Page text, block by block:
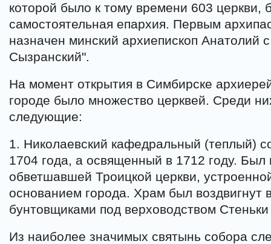
которой было к тому времени 603 церкви,
самостоятельная епархия. Первым
назначен минский архиепископ Анатолий
Сызранский".
На момент открытия в Симбирске
городе было множество церквей. Среди
следующие:
1. Николаевский кафедральный (теплый)
1704 года, а освященный в 1712 году. Был
обветшавшей Троицкой церкви,
основанием города. Храм был воздвигнут
бунтовщиками под верховодством
Из наиболее значимых святынь собора